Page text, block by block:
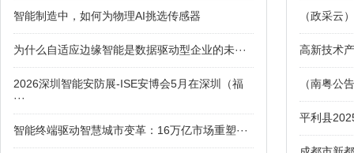
智能制造中，如何为物理AI挑选传感器
为什么自适应边缘智能是数据驱动型企业的未···
2026深圳智能安防展-ISE安博会5月在深圳（福
···
智能终端驱动智慧城市变革：16万亿市场重塑···
（政采云
高新技术
（南粤公
平利县